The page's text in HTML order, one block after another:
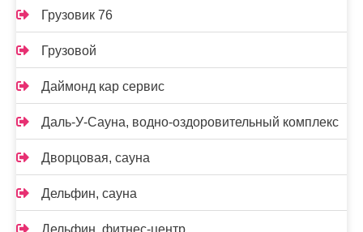
Грузовик 76
Грузовой
Даймонд кар сервис
Даль-У-Сауна, водно-оздоровительный комплекс
Дворцовая, сауна
Дельфин, сауна
Дельфин, фитнес-центр